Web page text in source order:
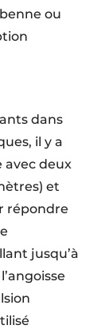
ou
dans
il y a
avec deux
et
répondre
jusqu’à